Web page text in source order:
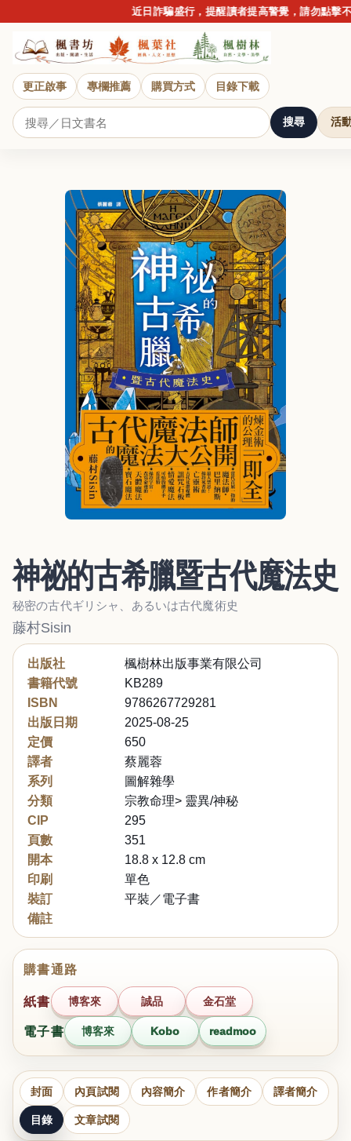
近日詐騙盛行，提醒讀者提高警覺，請勿點擊不明
更正啟事 專欄推薦 購買方式 目錄下載
搜尋 活
神祕的古希臘暨古代魔法史
秘密の古代ギリシャ、あるいは古代魔術史
藤村Sisin
出版社
楓樹林出版事業有限公司
書籍代號
KB289
ISBN
9786267729281
出版日期
2025-08-25
定價
650
譯者
蔡麗蓉
系列
圖解雜學
分類
宗教命理> 靈異/神秘
CIP
295
頁數
351
開本
18.8 x 12.8 cm
印刷
單色
裝訂
平裝／電子書
備註
購書通路
紙書 博客來 誠品 金石堂
電子書 博客來 Kobo readmoo
封面 內頁試閱 內容簡介 作者簡介 譯者簡介
目錄 文章試閱